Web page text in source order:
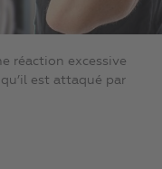
réaction excessive
est attaqué par